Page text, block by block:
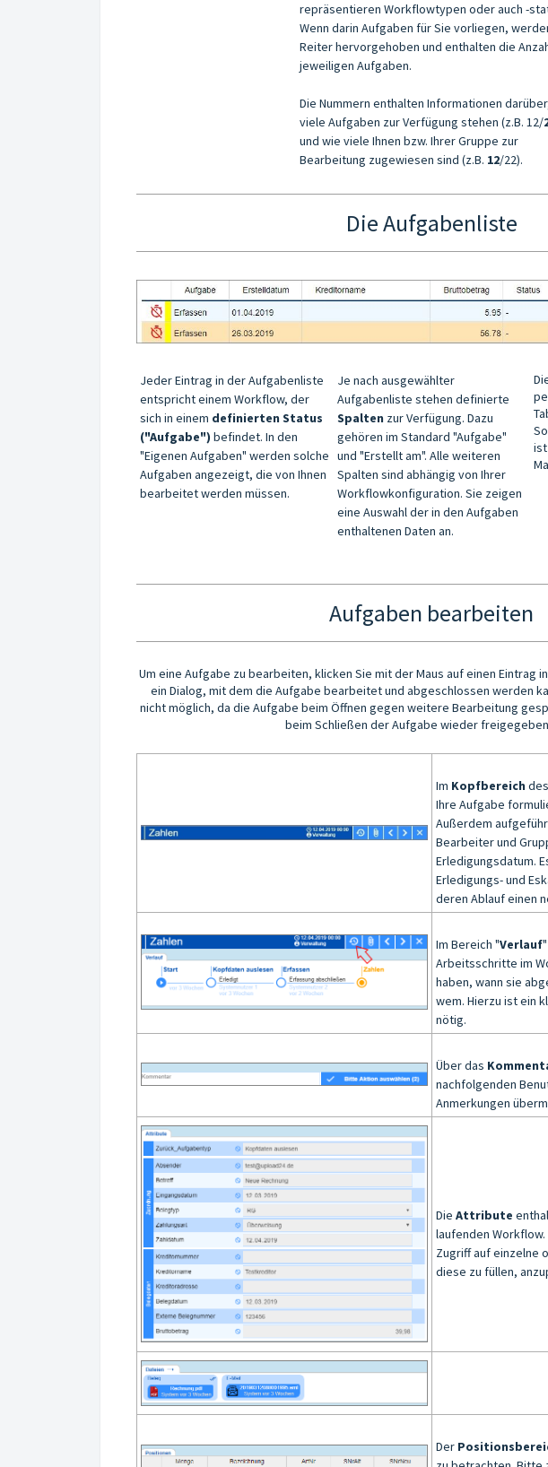
repräsentieren Workflowtypen oder auch -
Wenn darin Aufgaben für Sie vorliegen,
Reiter hervorgehoben und enthalten die
jeweiligen Aufgaben.
Die Nummern enthalten Informationen
viele Aufgaben zur Verfügung stehen (z.B. 12/
und wie viele Ihnen bzw. Ihrer Gruppe zur
Bearbeitung zugewiesen sind (z.B. 12/22).
Die Aufgabenliste
Jeder Eintrag in der Aufgabenliste
entspricht einem Workflow, der
sich in einem definierten Status
("Aufgabe") befindet. In den
"Eigenen Aufgaben" werden solche
Aufgaben angezeigt, die von Ihnen
bearbeitet werden müssen.
Je nach ausgewählter
Aufgabenliste stehen definierte
Spalten zur Verfügung. Dazu
gehören im Standard "Aufgabe"
und "Erstellt am". Alle weiteren
Spalten sind abhängig von Ihrer
Workflowkonfiguration. Sie zeigen
eine Auswahl der in den Aufgaben
enthaltenen Daten an.
ist
Aufgaben bearbeiten
Um eine Aufgabe zu bearbeiten, klicken Sie mit der Maus auf einen Eintrag
ein Dialog, mit dem die Aufgabe bearbeitet und abgeschlossen werden
nicht möglich, da die Aufgabe beim Öffnen gegen weitere Bearbeitung
beim Schließen der Aufgabe wieder
Im Kopfbereich
Ihre Aufgabe
Außerdem
Bearbeiter und
Erledigungsdatum.
Erledigungs- und
deren Ablauf einen
Im Bereich "Verlauf
Arbeitsschritte im
haben, wann sie
wem. Hierzu ist ein
nötig.
Über das
nachfolgenden
Anmerkungen
Die Attribute
laufenden
Zugriff auf einzelne
diese zu füllen,
Der